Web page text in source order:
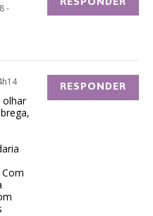
-
olhar
RESPONDER